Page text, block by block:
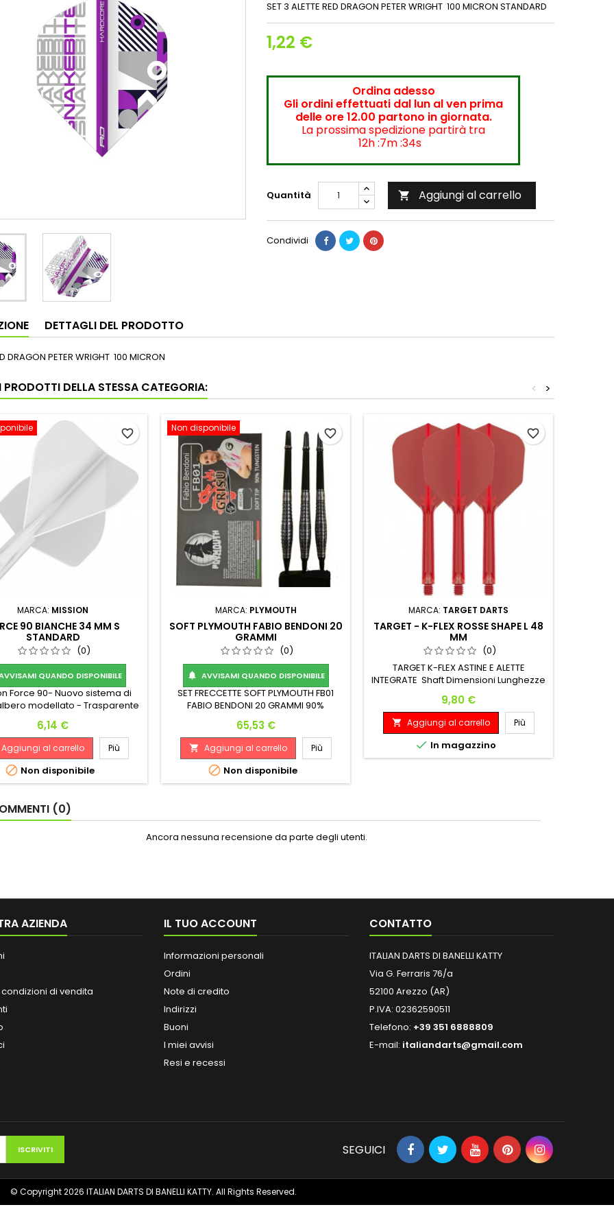
SET 3 ALETTE RED DRAGON PETER WRIGHT 100 MICRON STANDARD
1,22 €
Ordina adesso
Gli ordini effettuati dal lun al ven prima
delle ore 12.00 partono in giornata.
La prossima spedizione partirà tra
12h :7m :34s
Quantità  Aggiungi al carrello
Condividi
DETTAGLI DEL PRODOTTO
DRAGON PETER WRIGHT 100 MICRON
PRODOTTI DELLA STESSA CATEGORIA: >
<
MARCA: MISSION
90 BIANCHE 34 MM S
STANDARD
(0)
QUANDO DISPONIBILE
Force 90- Nuovo sistema di
modellato - Trasparente
No2 - Medio . Senti la forza
Force 90: un sistema di volo
completamente integrato!
con materiali durevoli e di
il Force 90 manterrà un
perfetto di 90 gradi tra le alette
giocatori una...
Prezzo
6,14 €
Aggiungi al carrello Più
 Non disponibile
favorite_border Non disponibile
MARCA: PLYMOUTH
SOFT PLYMOUTH FABIO BENDONI 20
GRAMMI
(0)
 AVVISAMI QUANDO DISPONIBILE
SET FRECCETTE SOFT PLYMOUTH FB01
FABIO BENDONI 20 GRAMMI 90%
TUNGSTENO LUNGHEZZA 45 MM
DIAMETRO MASSIMO 8.1 MM
Prezzo
65,53 €
 Aggiungi al carrello Più
 Non disponibile
favorite_border
MARCA: TARGET DARTS
TARGET - K-FLEX ROSSE SHAPE L 48
MM
(0)
TARGET K-FLEX ASTINE E ALETTE
INTEGRATE Shaft Dimensioni Lunghezze
Shaft Totale Lunghezze Lunghe 33 mm
75.6 mm
Prezzo
9,80 €
 Aggiungi al carrello Più
 In magazzino
favorite_border
(0)
Ancora nessuna recensione da parte degli utenti.
AZIENDA
di vendita
IL TUO ACCOUNT
Informazioni personali
Ordini
Note di credito
Indirizzi
Buoni
I miei avvisi
Resi e recessi
CONTATTO
ITALIAN DARTS DI BANELLI KATTY
Via G. Ferraris 76/a
52100 Arezzo (AR)
P.IVA: 02362590511
Telefono: +39 351 6888809
E-mail: italiandarts@gmail.com
SEGUICI
© Copyright 2026 ITALIAN DARTS DI BANELLI KATTY. All Rights Reserved.